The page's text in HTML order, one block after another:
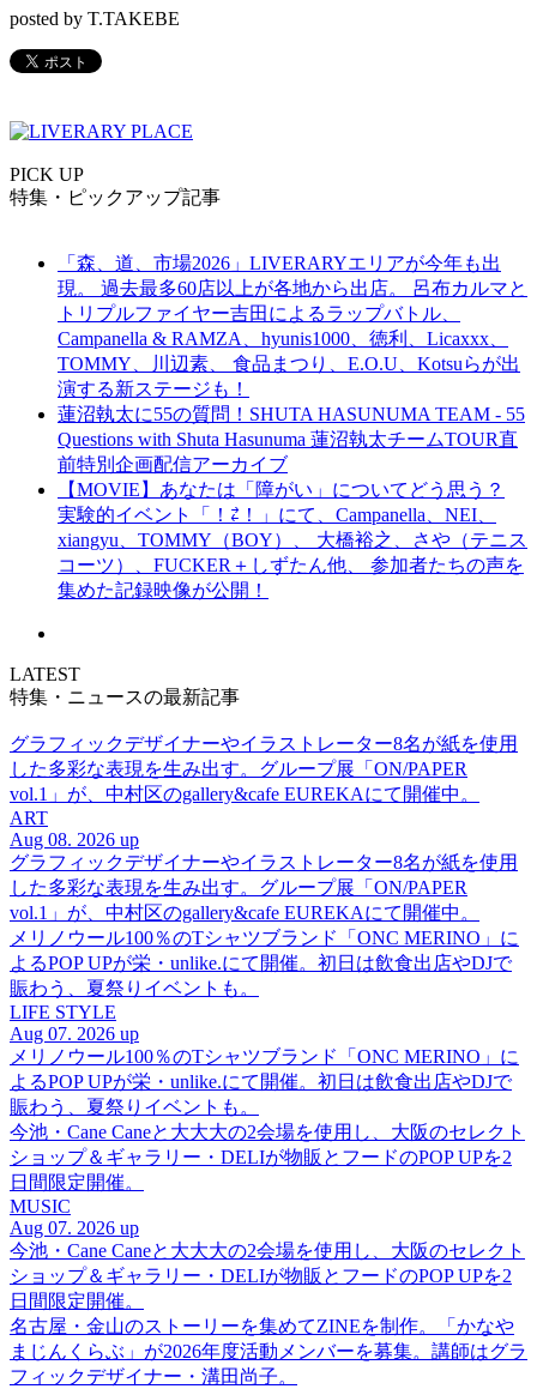
posted by T.TAKEBE
PICK UP
特集・ピックアップ記事
「森、道、市場2026」LIVERARYエリアが今年も出
現。 過去最多60店以上が各地から出店。 呂布カルマと
トリプルファイヤー吉田によるラップバトル、
Campanella & RAMZA、hyunis1000、徳利、Licaxxx、
TOMMY、川辺素、 食品まつり、E.O.U、Kotsuらが出
演する新ステージも！
蓮沼執太に55の質問！SHUTA HASUNUMA TEAM - 55
Questions with Shuta Hasunuma 蓮沼執太チームTOUR直
前特別企画配信アーカイブ
【MOVIE】あなたは「障がい」についてどう思う？
実験的イベント「！⇄！」にて、Campanella、NEI、
xiangyu、TOMMY（BOY）、 大橋裕之、さや（テニス
コーツ）、FUCKER＋しずたん他、 参加者たちの声を
集めた記録映像が公開！
LATEST
特集・ニュースの最新記事
グラフィックデザイナーやイラストレーター8名が紙を使用
した多彩な表現を生み出す。グループ展「ON/PAPER
vol.1」が、中村区のgallery&cafe EUREKAにて開催中。
ART
Aug 08. 2026 up
グラフィックデザイナーやイラストレーター8名が紙を使用
した多彩な表現を生み出す。グループ展「ON/PAPER
vol.1」が、中村区のgallery&cafe EUREKAにて開催中。
メリノウール100％のTシャツブランド「ONC MERINO」に
よるPOP UPが栄・unlike.にて開催。初日は飲食出店やDJで
賑わう、夏祭りイベントも。
LIFE STYLE
Aug 07. 2026 up
メリノウール100％のTシャツブランド「ONC MERINO」に
よるPOP UPが栄・unlike.にて開催。初日は飲食出店やDJで
賑わう、夏祭りイベントも。
今池・Cane Caneと大大大の2会場を使用し、大阪のセレクト
ショップ＆ギャラリー・DELIが物販とフードのPOP UPを2
日間限定開催。
MUSIC
Aug 07. 2026 up
今池・Cane Caneと大大大の2会場を使用し、大阪のセレクト
ショップ＆ギャラリー・DELIが物販とフードのPOP UPを2
日間限定開催。
名古屋・金山のストーリーを集めてZINEを制作。「かなや
まじんくらぶ」が2026年度活動メンバーを募集。講師はグラ
フィックデザイナー・溝田尚子。